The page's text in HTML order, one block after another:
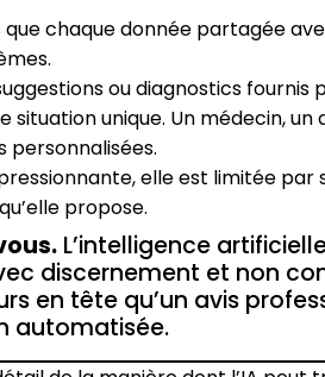
chaque donnée partagée
ou diagnostics fournis
unique. Un médecin, un
personnalisées.
elle est limitée
propose.
L’intelligence
discernement et non
en tête qu’un avis
automatisée.